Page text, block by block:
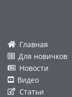
Главная
Для новичков
Новости
Видео
Статьи